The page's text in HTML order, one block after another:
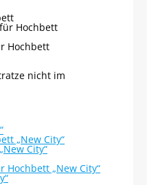
Hochbett
Hochbett
nicht im
„New City“
City“
Hochbett „New City“